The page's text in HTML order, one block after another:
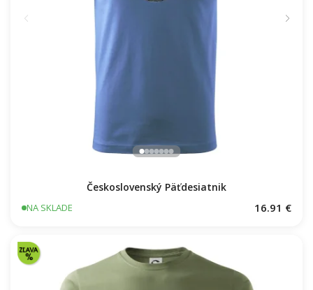
Československý Päťdesiatnik
NA SKLADE 16.91 €